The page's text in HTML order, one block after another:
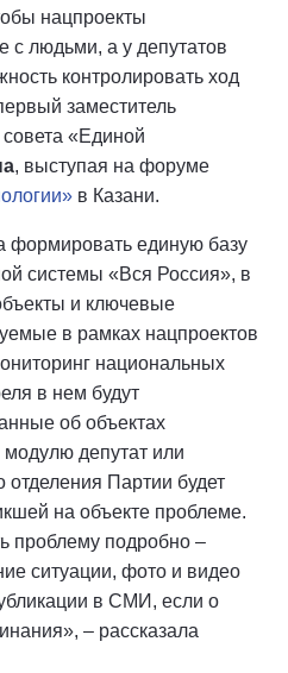
нацпроекты
с людьми, а у депутатов
контролировать ход
заместитель
совета «Единой
, выступая на форуме
в Казани.
формировать единую базу
системы «Вся Россия», в
и ключевые
в рамках нацпроектов
национальных
в нем будут
об объектах
депутат или
отделения Партии будет
на объекте проблеме.
проблему подробно –
ситуации, фото и видео
в СМИ, если о
– рассказала